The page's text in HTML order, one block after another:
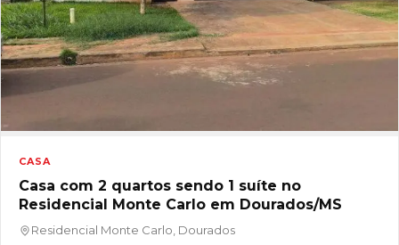
CASA
Casa com 2 quartos sendo 1 suíte no
Residencial Monte Carlo em Dourados/MS
Residencial Monte Carlo, Dourados